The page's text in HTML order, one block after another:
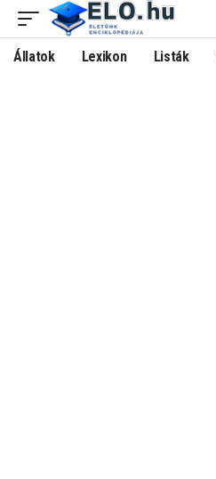
Állatok Lexikon Listák